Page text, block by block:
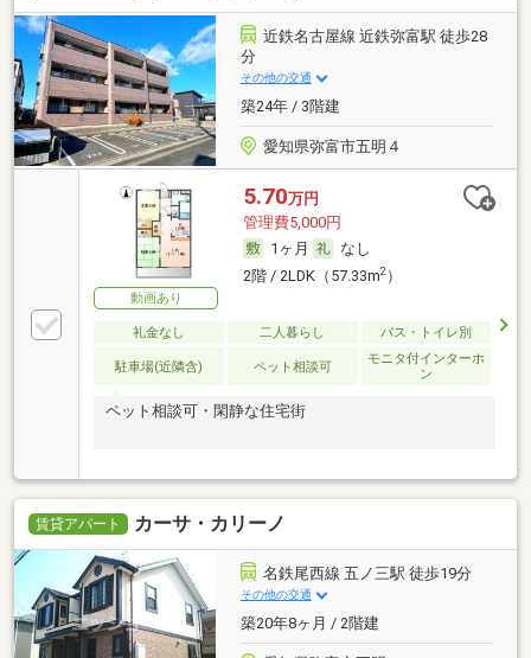
近鉄名古屋線 近鉄弥富駅 徒歩28
分
その他の交通
築24年 / 3階建
愛知県弥富市五明４
動画あり
5.70万円
管理費5,000円
1ヶ月
なし
2階 / 2LDK（57.33m2）
礼金なし 二人暮らし バス・トイレ別
駐車場(近隣含) ペット相談可
モニタ付インターホ
ン
ペット相談可・閑静な住宅街
賃貸アパート カーサ・カリーノ
名鉄尾西線 五ノ三駅 徒歩19分
その他の交通
築20年8ヶ月 / 2階建